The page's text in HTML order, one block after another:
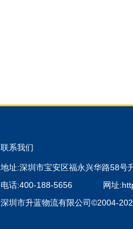
联系我们
地址:深圳市宝安区福永兴华路58号
电话:400-188-5656
网址
深圳市升蓝物流有限公司©2004-